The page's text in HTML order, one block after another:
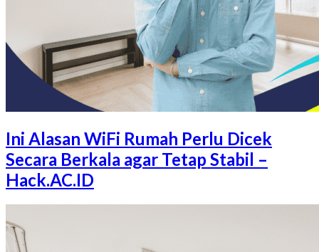
Ini Alasan WiFi Rumah Perlu Dicek
Secara Berkala agar Tetap Stabil –
Hack.AC.ID